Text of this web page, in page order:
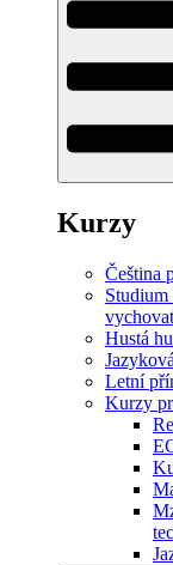
Kurzy
Čeština
Studium
Hustá
Letní
Kurzy